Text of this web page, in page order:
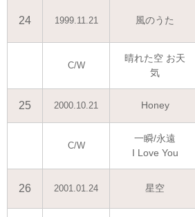
24 1999.11.21 風のうた
C/W
晴れた空 お天
気
25 2000.10.21 Honey
C/W
一瞬/永遠
I Love You
26 2001.01.24 星空